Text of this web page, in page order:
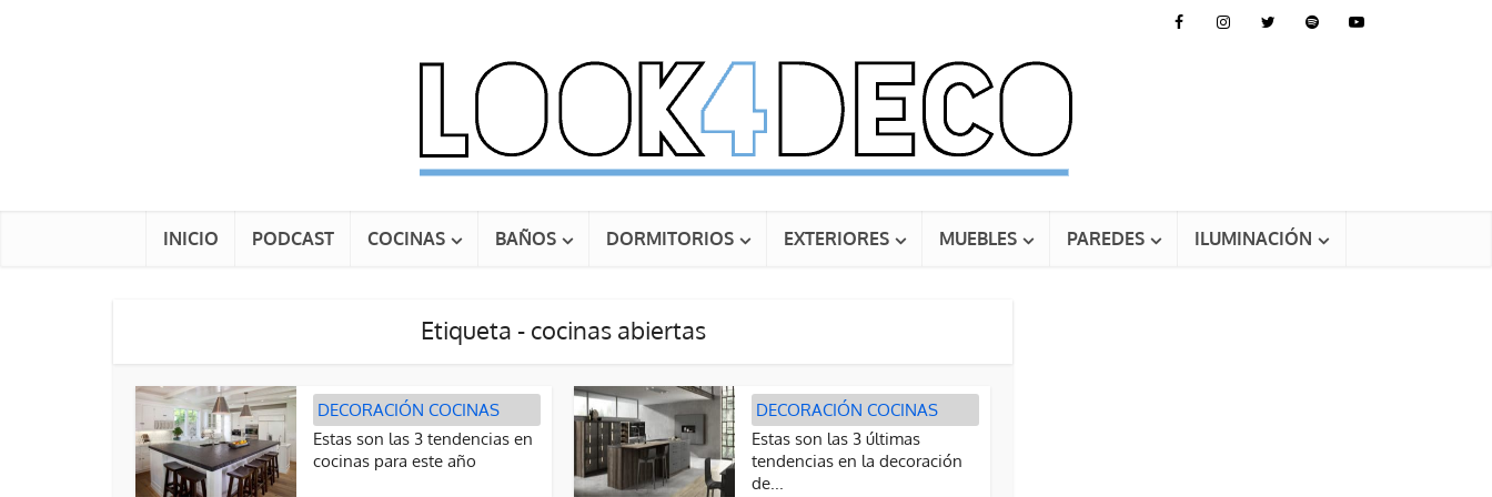
INICIO PODCAST COCINAS BAÑOS DORMITORIOS EXTERIORES MUEBLES PAREDES ILUMINACIÓN
Etiqueta - cocinas abiertas
DECORACIÓN COCINAS
Estas son las 3 tendencias en
cocinas para este año
DECORACIÓN COCINAS
Estas son las 3 últimas
tendencias en la decoración
de...